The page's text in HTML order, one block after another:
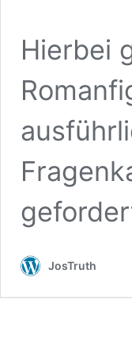
Hierbei
JosTruth